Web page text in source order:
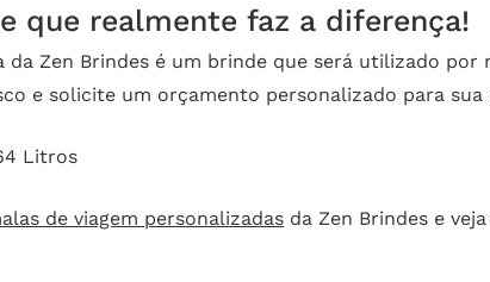
que realmente faz a diferença!
da Zen Brindes é um brinde que será utilizado
e solicite um orçamento personalizado para sua
Litros
de viagem personalizadas da Zen Brindes e